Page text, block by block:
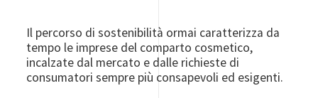
Il percorso di sostenibilità ormai caratterizza da
tempo le imprese del comparto cosmetico,
incalzate dal mercato e dalle richieste di
consumatori sempre più consapevoli ed esigenti.